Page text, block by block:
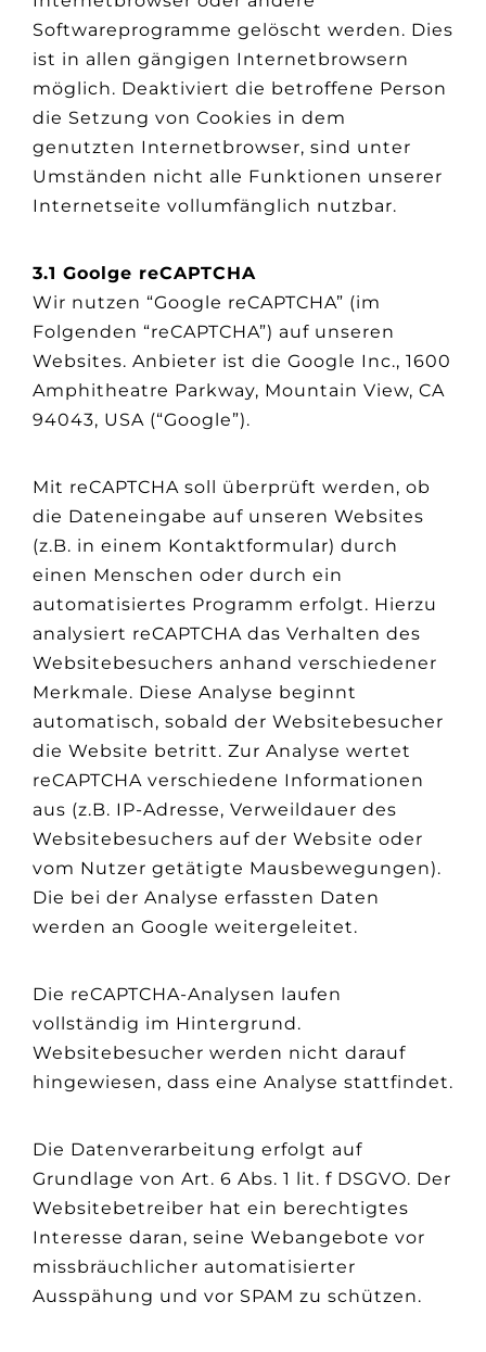
Softwareprogramme gelöscht werden. Dies
ist in allen gängigen Internetbrowsern
möglich. Deaktiviert die betroffene Person
die Setzung von Cookies in dem
genutzten Internetbrowser, sind unter
Umständen nicht alle Funktionen unserer
Internetseite vollumfänglich nutzbar.
3.1 Goolge reCAPTCHA
Wir nutzen “Google reCAPTCHA” (im
Folgenden “reCAPTCHA”) auf unseren
Websites. Anbieter ist die Google Inc., 1600
Amphitheatre Parkway, Mountain View, CA
94043, USA (“Google”).
Mit reCAPTCHA soll überprüft werden, ob
die Dateneingabe auf unseren Websites
(z.B. in einem Kontaktformular) durch
einen Menschen oder durch ein
automatisiertes Programm erfolgt. Hierzu
analysiert reCAPTCHA das Verhalten des
Websitebesuchers anhand verschiedener
Merkmale. Diese Analyse beginnt
automatisch, sobald der Websitebesucher
die Website betritt. Zur Analyse wertet
reCAPTCHA verschiedene Informationen
aus (z.B. IP-Adresse, Verweildauer des
Websitebesuchers auf der Website oder
vom Nutzer getätigte Mausbewegungen).
Die bei der Analyse erfassten Daten
werden an Google weitergeleitet.
Die reCAPTCHA-Analysen laufen
vollständig im Hintergrund.
Websitebesucher werden nicht darauf
hingewiesen, dass eine Analyse stattfindet.
Die Datenverarbeitung erfolgt auf
Grundlage von Art. 6 Abs. 1 lit. f DSGVO. Der
Websitebetreiber hat ein berechtigtes
Interesse daran, seine Webangebote vor
missbräuchlicher automatisierter
Ausspähung und vor SPAM zu schützen.